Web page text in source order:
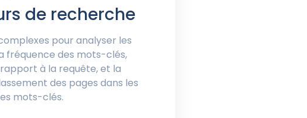
de recherche
pour analyser les
fréquence des mots-clés,
à la requête, et la
des pages dans les
mots-clés.